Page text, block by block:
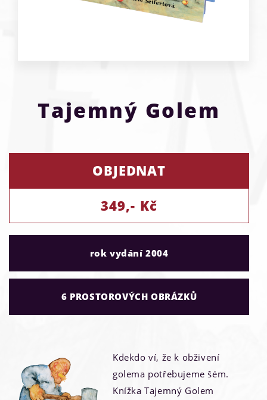
Tajemný Golem
OBJEDNAT
349,- Kč
rok vydání 2004
6 PROSTOROVÝCH OBRÁZKŮ
Kdekdo ví, že k obživení
golema potřebujeme šém.
Knížka Tajemný Golem